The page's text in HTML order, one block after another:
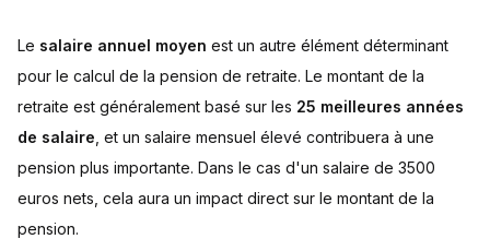
Le salaire annuel moyen est un autre élément déterminant
pour le calcul de la pension de retraite. Le montant de la
retraite est généralement basé sur les 25 meilleures années
de salaire , et un salaire mensuel élevé contribuera à une
pension plus importante. Dans le cas d'un salaire de 3500
euros nets, cela aura un impact direct sur le montant de la
pension.